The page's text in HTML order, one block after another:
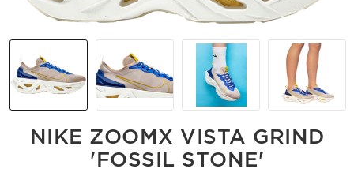
NIKE ZOOMX VISTA GRIND
'FOSSIL STONE'